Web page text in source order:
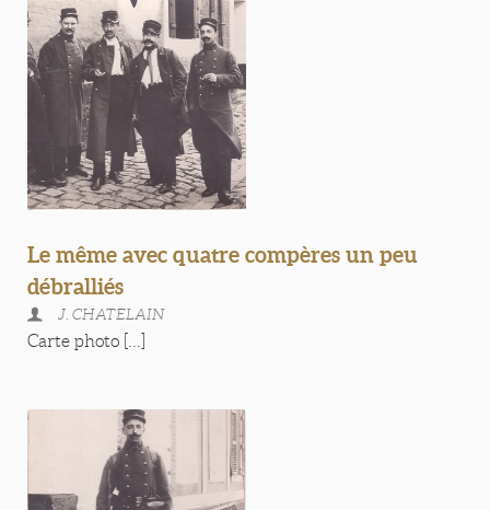
Le même avec quatre compères un peu
débralliés
J. CHATELAIN
Carte photo [...]